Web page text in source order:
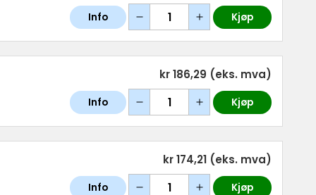
Info Kjøp
kr 186,29 (eks. mva)
Info Kjøp
kr 174,21 (eks. mva)
Info Kjøp